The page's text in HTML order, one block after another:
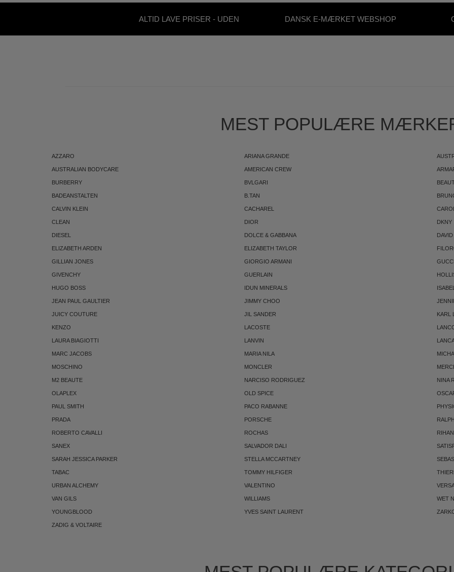
ALTID LAVE PRISER - UDEN DANSK E-MÆRKET WEBSHOP
MEST POPULÆRE
AZZARO ARIANA GRANDE
AUSTRALIAN BODYCARE AMERICAN CREW
BURBERRY BVLGARI
BADEANSTALTEN B.TAN
CALVIN KLEIN CACHAREL
CLEAN DIOR DKNY
DIESEL DOLCE & GABBANA
ELIZABETH ARDEN ELIZABETH TAYLOR
GILLIAN JONES GIORGIO ARMANI GUCCI
GIVENCHY GUERLAIN
HUGO BOSS IDUN MINERALS
JEAN PAUL GAULTIER JIMMY CHOO
JUICY COUTURE JIL SANDER KARL
KENZO LACOSTE
LAURA BIAGIOTTI LANVIN
MARC JACOBS MARIA NILA
MOSCHINO MONCLER
M2 BEAUTE NARCISO RODRIGUEZ NINA
OLAPLEX OLD SPICE
PAUL SMITH PACO RABANNE
PRADA PORSCHE
ROBERTO CAVALLI ROCHAS
SANEX SALVADOR DALI
SARAH JESSICA PARKER STELLA MCCARTNEY
TABAC TOMMY HILFIGER
URBAN ALCHEMY VALENTINO
VAN GILS WILLIAMS WET
YOUNGBLOOD YVES SAINT LAURENT
ZADIG & VOLTAIRE